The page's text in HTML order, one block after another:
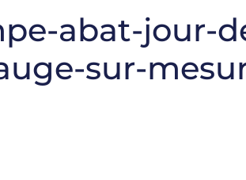
abat-jour-
sur-